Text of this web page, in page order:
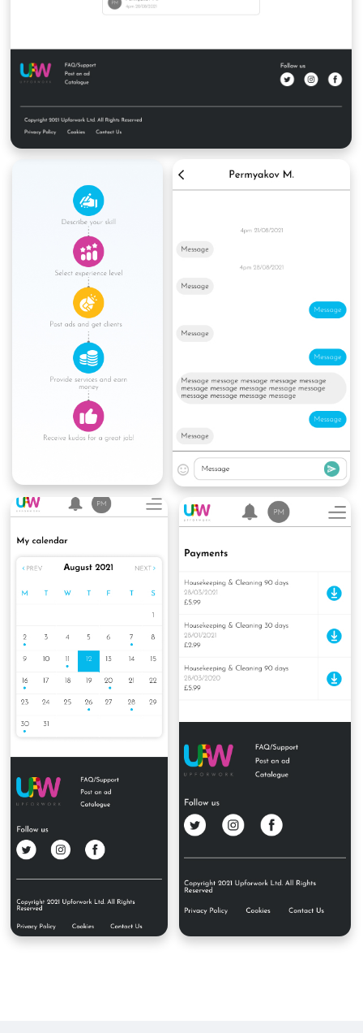
Начать проще, чем кажется. Напишите нам на
или отправьте заявку через
сайт. Мы подберём для вас подходящее
ХОТИТЕ ТАК ЖЕ?
ОСТАВИТЬ ЗАЯВКУ
ПОХОЖИЕ КЕЙСЫ